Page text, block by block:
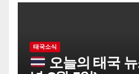
태국소식
오늘의 태국